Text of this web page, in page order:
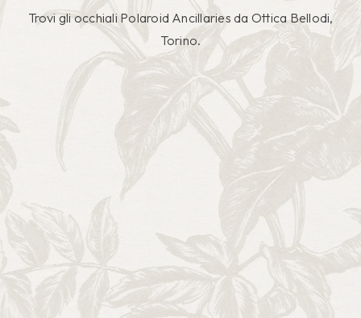
Trovi gli occhiali Polaroid Ancillaries da Ottica Bellodi,
Torino.